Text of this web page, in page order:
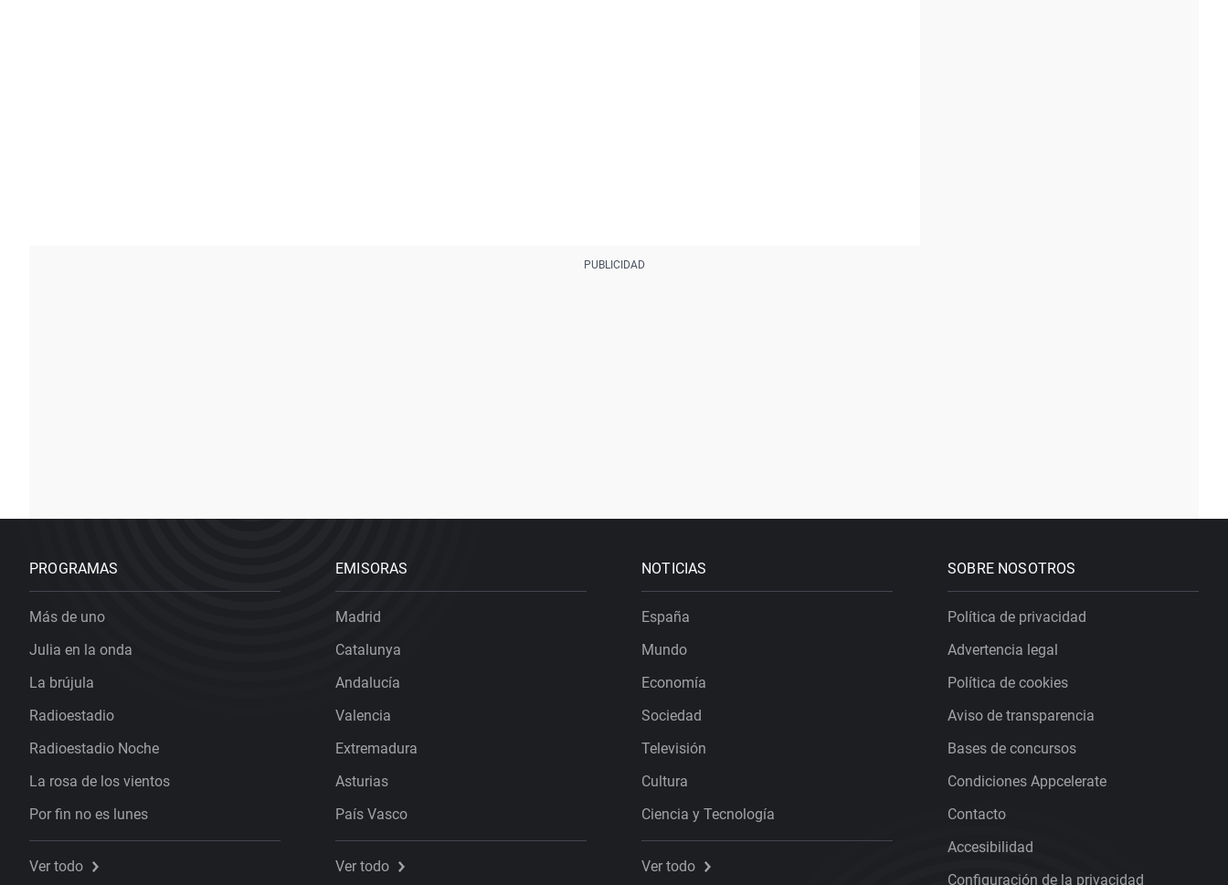
PROGRAMAS
Más de uno
Julia en la onda
La brújula
Radioestadio
Radioestadio Noche
La rosa de los vientos
Por fin no es lunes
Ver todo
EMISORAS
Madrid
Catalunya
Andalucía
Valencia
Extremadura
Asturias
País Vasco
Ver todo
NOTICIAS
España
Mundo
Economía
Sociedad
Televisión
Cultura
Ciencia y Tecnología
Ver todo
SOBRE NOSOTROS
Política de privacidad
Advertencia legal
Política de cookies
Aviso de transparencia
Bases de concursos
Condiciones Appcelerate
Contacto
Accesibilidad
Configuración de la privacidad